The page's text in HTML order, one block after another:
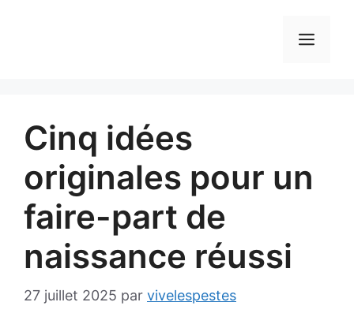
Cinq idées
originales pour un
faire-part de
naissance réussi
27 juillet 2025 par vivelespestes